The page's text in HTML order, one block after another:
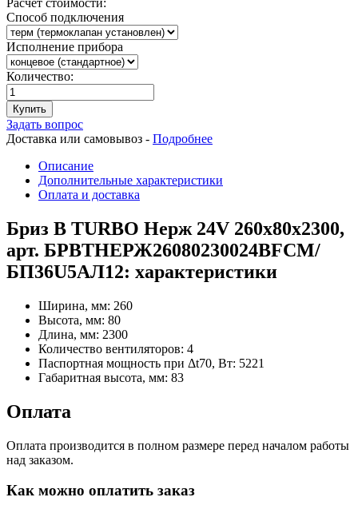
Способ подключения
Исполнение прибора
Количество:
Купить
Задать вопрос
Доставка или самовывоз - Подробнее
Описание
Дополнительные характеристики
Оплата и доставка
Бриз В TURBO Нерж 24V 260х80х2300,
арт. БРВТНЕРЖ26080230024ВFCM/
БП36U5АЛ12: характеристики
Ширина, мм: 260
Высота, мм: 80
Длина, мм: 2300
Количество вентиляторов: 4
Паспортная мощность при Δt70, Вт: 5221
Габаритная высота, мм: 83
Оплата
Оплата производится в полном размере перед началом работы
над заказом.
Как можно оплатить заказ